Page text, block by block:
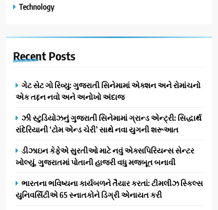
Technology
Recent Posts
ગેટ સેટ ગો રિવ્યુ: ગુજરાતી સિનેમામાં એક્શન અને રોમાંચનો
એક તદ્દન નવો અને અનોખો અંદાજ
ઝી સ્ટુડિયોઝનું ગુજરાતી સિનેમામાં ગ્રાન્ડ એન્ટ્રી: સિદ્ધાર્થ
રાંદેરિયાની ‘ટોમ એન્ડ ચેરી’ સાથે નવા યુગની શરૂઆત
ડીઝાઇન કેફેએ સુરતીઓ માટે નવું એક્સપિરિયન્સ સેન્ટર
ખોલ્યું, ગુજરાતમાં પોતાની હાજરી વધુ મજબૂત બનાવી
ભારતના ભવિષ્યના કાર્યબળને તૈયાર કરતાં: ટીમલીઝ સ્કિલ્સ
યુનિવર્સિટીએ 65 સ્નાતકોને ડિગ્રી એનાયત કરી